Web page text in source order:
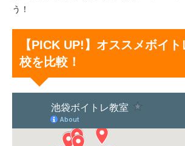
う！
【PICK UP!】オススメボイ
校を比較！